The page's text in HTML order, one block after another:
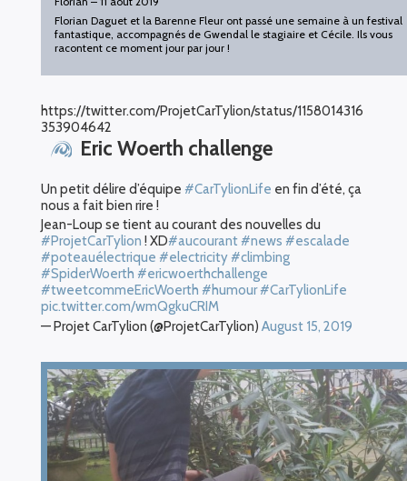
Florian Daguet et la Barenne Fleur ont passé une semaine à un festival
fantastique, accompagnés de Gwendal le stagiaire et Cécile. Ils vous
racontent ce moment jour par jour !
https://twitter.com/ProjetCarTylion/status/1158014316
353904642
Eric Woerth challenge
Un petit délire d’équipe #CarTylionLife en fin d’été, ça
nous a fait bien rire !
Jean-Loup se tient au courant des nouvelles du
#ProjetCarTylion ! XD#aucourant #news #escalade
#poteauélectrique #electricity #climbing
#SpiderWoerth #ericwoerthchallenge
#tweetcommeEricWoerth #humour #CarTylionLife
pic.twitter.com/wmQgkuCRIM
— Projet CarTylion (@ProjetCarTylion) August 15, 2019